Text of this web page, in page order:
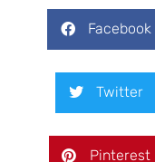
Facebook
Twitter
Pinterest